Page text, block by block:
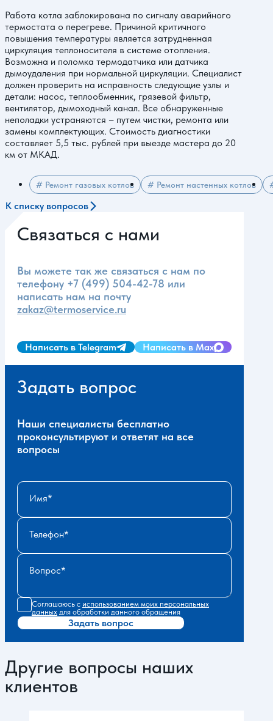
Работа котла заблокирована по сигналу аварийного
термостата о перегреве. Причиной критичного
повышения температуры является затрудненная
циркуляция теплоносителя в системе отопления.
Возможна и поломка термодатчика или датчика
дымоудаления при нормальной циркуляции. Специалист
должен проверить на исправность следующие узлы и
детали: насос, теплообменник, грязевой фильтр,
вентилятор, дымоходный канал. Все обнаруженные
неполадки устраняются – путем чистки, ремонта или
замены комплектующих. Стоимость диагностики
составляет 5,5 тыс. рублей при выезде мастера до 20
км от МКАД.
# Ремонт газовых котлов # Ремонт настенных котлов
К списку вопросов
Связаться с нами
Вы можете так же связаться с нам по
телефону +7 (499) 504-42-78 или
написать нам на почту
zakaz@termoservice.ru
Написать в Telegram Написать в Max
Задать вопрос
Наши специалисты бесплатно
проконсультируют и ответят на все
вопросы
Имя
Телефон
Вопрос
Соглашаюсь с использованием моих персональных
данных для обработки данного обращения
Задать вопрос
Другие вопросы наших
клиентов